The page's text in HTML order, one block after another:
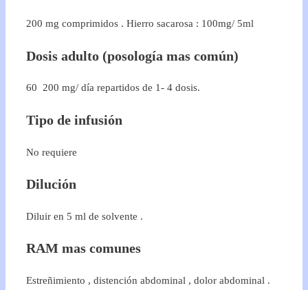
200 mg comprimidos . Hierro sacarosa : 100mg/ 5ml
Dosis adulto (posología mas común)
60  200 mg/ día repartidos de 1- 4 dosis.
Tipo de infusión
No requiere
Dilución
Diluir en 5 ml de solvente .
RAM mas comunes
Estreñimiento , distención abdominal , dolor abdominal .